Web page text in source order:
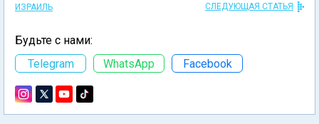
ИЗРАИЛЬ СЛЕДУЮЩАЯ СТАТЬЯ
Будьте с нами:
Telegram
WhatsApp Facebook